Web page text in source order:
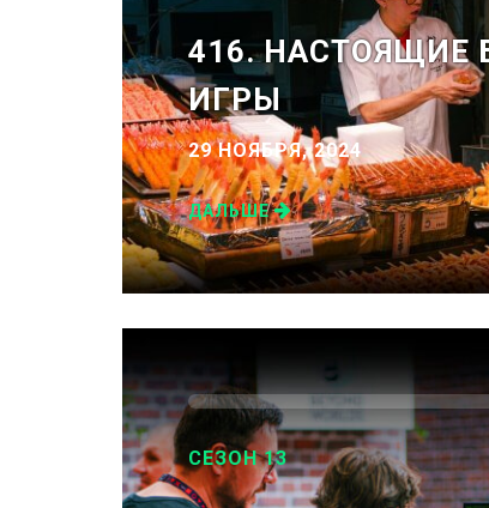
416. НАСТОЯЩИЕ
ИГРЫ
29 НОЯБРЯ, 2024
ДАЛЬШЕ
СЕЗОН 13